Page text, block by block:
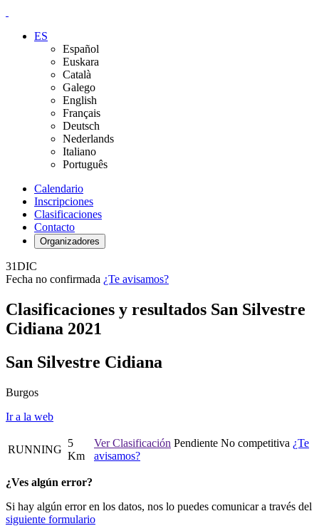
ES
Español
Euskara
Català
Galego
English
Français
Deutsch
Nederlands
Italiano
Português
Calendario
Inscripciones
Clasificaciones
Contacto
Organizadores
31DIC
Fecha no confirmada ¿Te avisamos?
Clasificaciones y resultados San Silvestre
Cidiana 2021
San Silvestre Cidiana
Burgos
Ir a la web
RUNNING
5
Km
Ver Clasificación Pendiente No competitiva ¿Te
avisamos?
¿Ves algún error?
Si hay algún error en los datos, nos lo puedes comunicar a través del
siguiente formulario